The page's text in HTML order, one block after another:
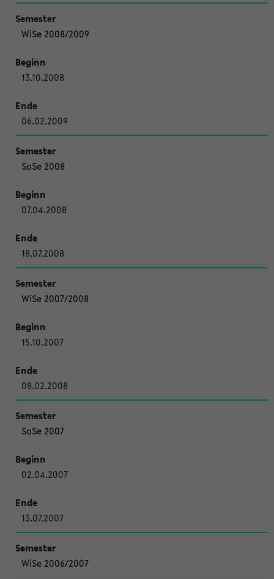
WiSe 2008/2009
13.10.2008
06.02.2009
SoSe 2008
07.04.2008
18.07.2008
WiSe 2007/2008
15.10.2007
08.02.2008
SoSe 2007
02.04.2007
13.07.2007
WiSe 2006/2007